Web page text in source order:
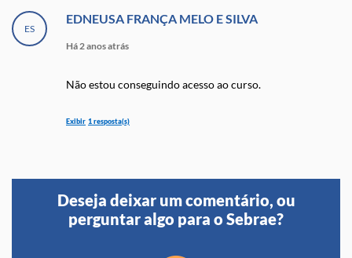
O link enviado automaticamente era devido a
Peçopor gentileza
Equipe Sebrae SC
ES
EDNEUSA FRANÇA MELO E SILVA
Há 2 anos atrás
Não estou conseguindo acesso ao curso.
1 resposta(s)
Há 2 anos atrás
Deseja deixar um comentário, ou
perguntar algo para o Sebrae?